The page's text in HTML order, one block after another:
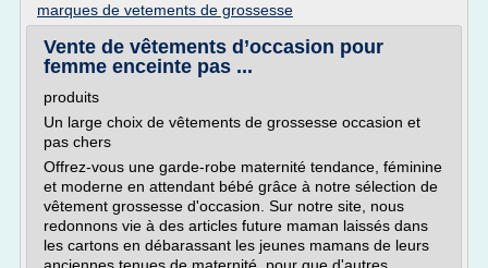
marques de vetements de grossesse
Vente de vêtements d’occasion pour
femme enceinte pas ...
produits
Un large choix de vêtements de grossesse occasion et
pas chers
Offrez-vous une garde-robe maternité tendance, féminine
et moderne en attendant bébé grâce à notre sélection de
vêtement grossesse d'occasion. Sur notre site, nous
redonnons vie à des articles future maman laissés dans
les cartons en débarassant les jeunes mamans de leurs